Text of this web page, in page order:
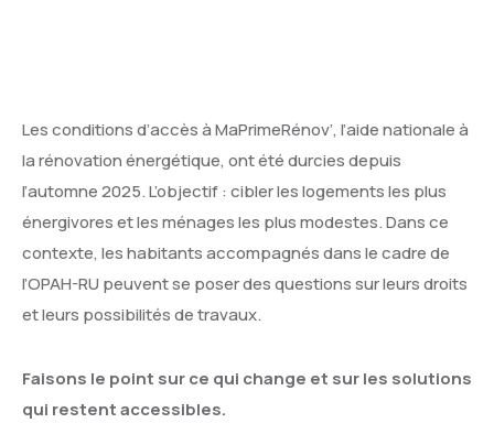
Les conditions d’accès à MaPrimeRénov’, l’aide nationale à
la rénovation énergétique, ont été durcies depuis
l’automne 2025. L’objectif : cibler les logements les plus
énergivores et les ménages les plus modestes. Dans ce
contexte, les habitants accompagnés dans le cadre de
l’OPAH-RU peuvent se poser des questions sur leurs droits
et leurs possibilités de travaux.
Faisons le point sur ce qui change et sur les solutions
qui restent accessibles.